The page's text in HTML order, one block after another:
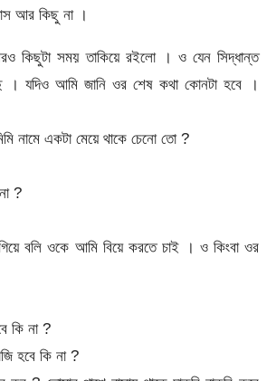
আর কিছু না ।
কিছুটা সময় তাকিয়ে রইলো । ও যেন সিদ্ধান্ত
। যদিও আমি জানি ওর শেষ কথা কোনটা হবে ।
নামে একটা মেয়ে থাকে চেনো তো ?
?
বলি ওকে আমি বিয়ে করতে চাই । ও কিংবা ওর
কি না ?
হবে কি না ?